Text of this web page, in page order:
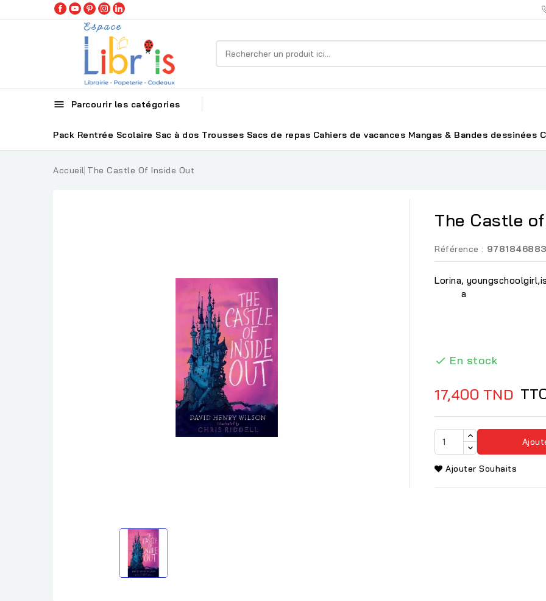
 Parcourir les catégories
Pack Rentrée Scolaire Sac à dos Trousses Sacs de repas Cahiers de vacances Mangas & Bandes dessinées
Accueil The Castle Of Inside Out
The Castle
Référence :
Lorina,
a
youngschoolgirl,is
 En stock
17,400 TND
Ajouter Souhaits